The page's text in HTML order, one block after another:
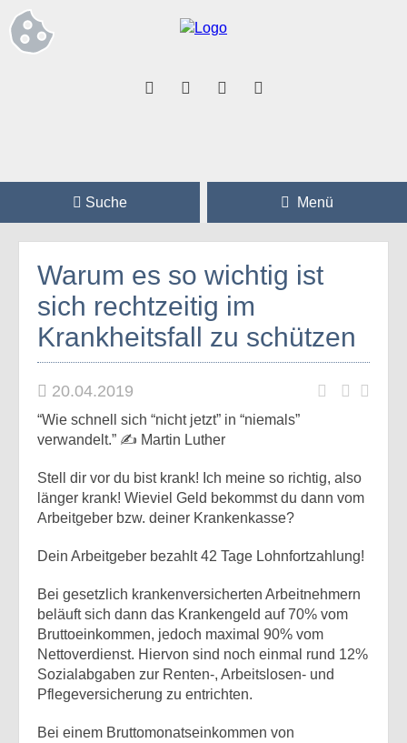
Suche Menü
Warum es so wichtig ist
sich rechtzeitig im
Krankheitsfall zu schützen
20.04.2019
“Wie schnell sich “nicht jetzt” in “niemals”
verwandelt.” ✍ Martin Luther
Stell dir vor du bist krank! Ich meine so richtig, also
länger krank! Wieviel Geld bekommst du dann vom
Arbeitgeber bzw. deiner Krankenkasse?
Dein Arbeitgeber bezahlt 42 Tage Lohnfortzahlung!
Bei gesetzlich krankenversicherten Arbeitnehmern
beläuft sich dann das Krankengeld auf 70% vom
Bruttoeinkommen, jedoch maximal 90% vom
Nettoverdienst. Hiervon sind noch einmal rund 12%
Sozialabgaben zur Renten-, Arbeitslosen- und
Pflegeversicherung zu entrichten.
Bei einem Bruttomonatseinkommen von